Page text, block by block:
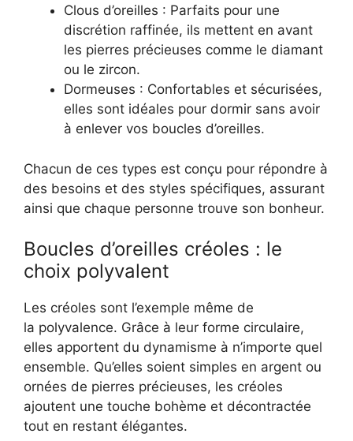
Clous d’oreilles : Parfaits pour une
discrétion raffinée, ils mettent en avant
les pierres précieuses comme le diamant
ou le zircon.
Dormeuses : Confortables et sécurisées,
elles sont idéales pour dormir sans avoir
à enlever vos boucles d’oreilles.
Chacun de ces types est conçu pour répondre à
des besoins et des styles spécifiques, assurant
ainsi que chaque personne trouve son bonheur.
Boucles d’oreilles créoles : le
choix polyvalent
Les créoles sont l’exemple même de
la polyvalence. Grâce à leur forme circulaire,
elles apportent du dynamisme à n’importe quel
ensemble. Qu’elles soient simples en argent ou
ornées de pierres précieuses, les créoles
ajoutent une touche bohème et décontractée
tout en restant élégantes.